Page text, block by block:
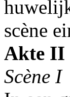
scène
Akte II
Scène I